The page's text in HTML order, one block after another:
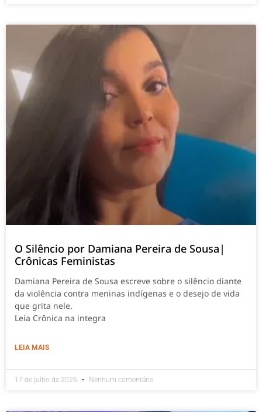
O Silêncio por Damiana Pereira de Sousa|
Crônicas Feministas
Damiana Pereira de Sousa escreve sobre o silêncio diante
da violência contra meninas indígenas e o desejo de vida
que grita nele.
Leia Crônica na integra
LEIA MAIS
17 de julho de 2026 Nenhum comentário